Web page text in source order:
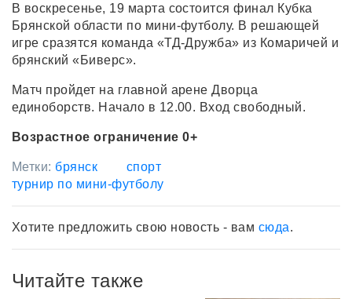
В воскресенье, 19 марта состоится финал Кубка
Брянской области по мини-футболу. В решающей
игре сразятся команда «ТД-Дружба» из Комаричей и
брянский «Биверс».
Матч пройдет на главной арене Дворца
единоборств. Начало в 12.00. Вход свободный.
Возрастное ограничение 0+
Метки: брянск
спорт
турнир по мини-футболу
Хотите предложить свою новость - вам сюда.
Читайте также